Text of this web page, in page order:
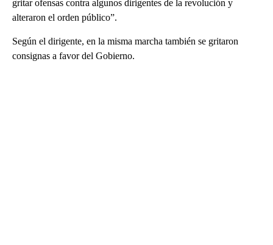
gritar ofensas contra algunos dirigentes de la revolución y
alteraron el orden público”.
Según el dirigente, en la misma marcha también se gritaron
consignas a favor del Gobierno.